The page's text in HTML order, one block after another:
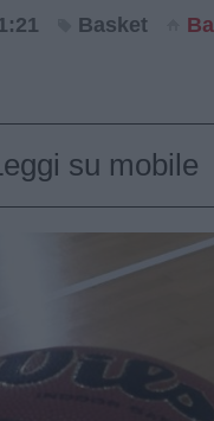
Basket
su mobile